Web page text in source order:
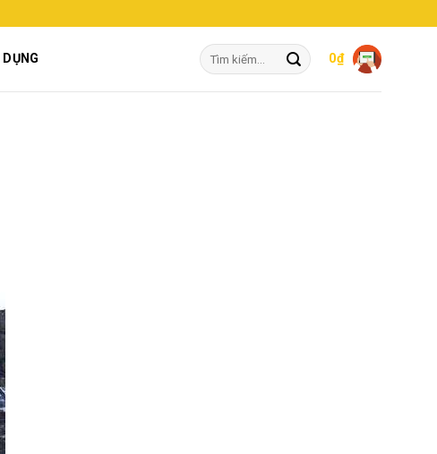
Tìm
kiếm:
0₫